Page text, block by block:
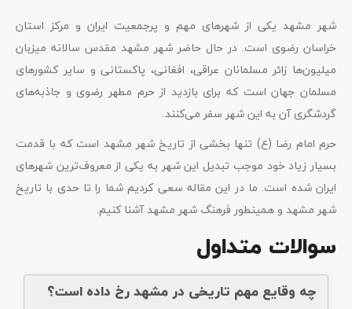
شهر مشهد یکی از شهرهای مهم و پرجمعیت ایران و مرکز استان
خراسان رضوی است. در حال حاضر شهر مشهد مقدس سالانه میزبان
میلیون‌ها زائر مسلمانان عراقی، افغانی، پاکستانی و سایر کشورهای
مسلمان جهان است که برای بازدید از حرم مطهر رضوی و جاذبه‌های
گردشگری آن به این شهر سفر می‌کنند.
حرم امام رضا (ع) تنها بخشی از تاریخ شهر مشهد است که با قدمت
بسیار زیاد خود موجب تبدیل این شهر به یکی از معروف‌ترین شهرهای
ایران شده است. ما در این مقاله سعی کردیم شما را تا حدی با تاریخ
شهر مشهد و همینطور فرهنگ شهر مشهد آشنا کنیم.
سوالات متداول
چه وقایع مهم تاریخی در مشهد رخ داده است؟